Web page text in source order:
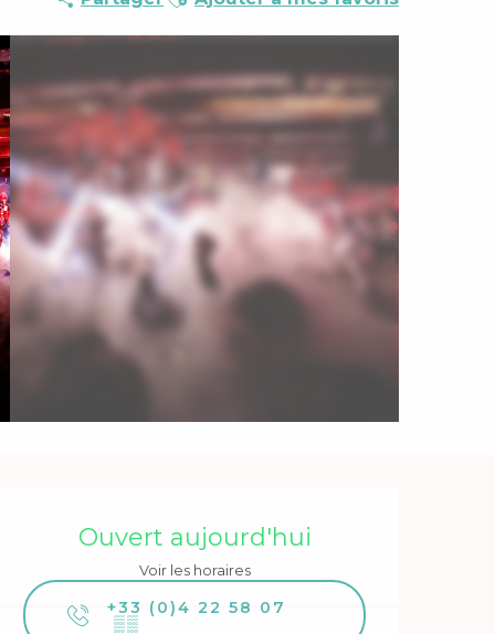
et
Ouvert aujourd'hui
Voir les horaires
+33 (0)4 22 58 07
▒▒